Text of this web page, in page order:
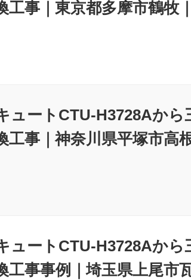
工事｜東京都多摩市鶴牧｜
ュートCTU-H3728Aか
工事｜神奈川県平塚市高根
ュートCTU-H3728Aか
工事事例｜埼玉県上尾市瓦